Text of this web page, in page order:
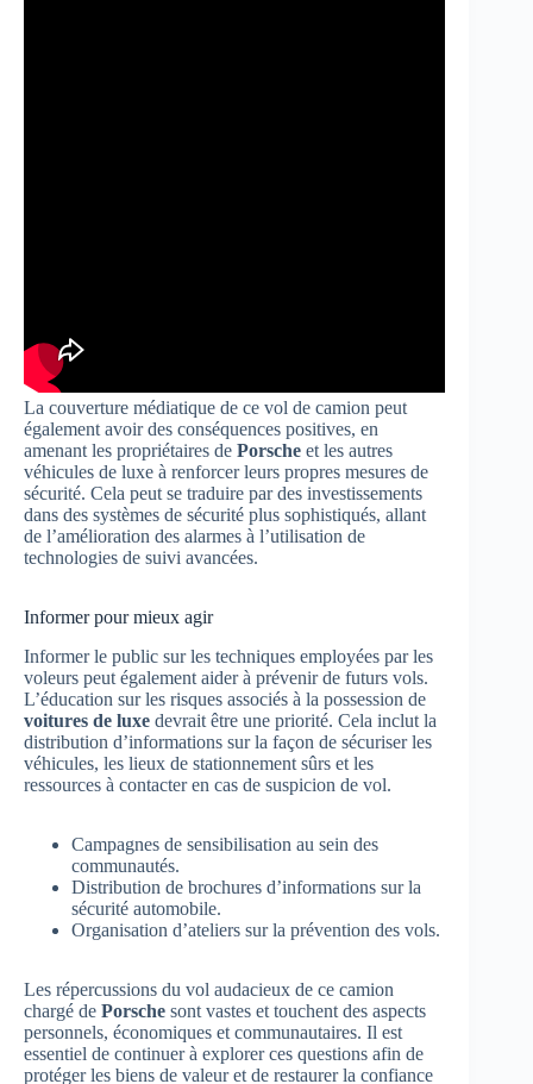
La couverture médiatique de ce vol de camion peut
également avoir des conséquences positives, en
amenant les propriétaires de Porsche et les autres
véhicules de luxe à renforcer leurs propres mesures de
sécurité. Cela peut se traduire par des investissements
dans des systèmes de sécurité plus sophistiqués, allant
de l’amélioration des alarmes à l’utilisation de
technologies de suivi avancées.
Informer pour mieux agir
Informer le public sur les techniques employées par les
voleurs peut également aider à prévenir de futurs vols.
L’éducation sur les risques associés à la possession de
voitures de luxe devrait être une priorité. Cela inclut la
distribution d’informations sur la façon de sécuriser les
véhicules, les lieux de stationnement sûrs et les
ressources à contacter en cas de suspicion de vol.
Campagnes de sensibilisation au sein des
communautés.
Distribution de brochures d’informations sur la
sécurité automobile.
Organisation d’ateliers sur la prévention des vols.
Les répercussions du vol audacieux de ce camion
chargé de Porsche sont vastes et touchent des aspects
personnels, économiques et communautaires. Il est
essentiel de continuer à explorer ces questions afin de
protéger les biens de valeur et de restaurer la confiance